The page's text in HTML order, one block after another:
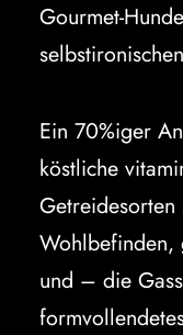
Gourmet-
Ein 70%iger
köstliche
Wohlbefinden,
und – die